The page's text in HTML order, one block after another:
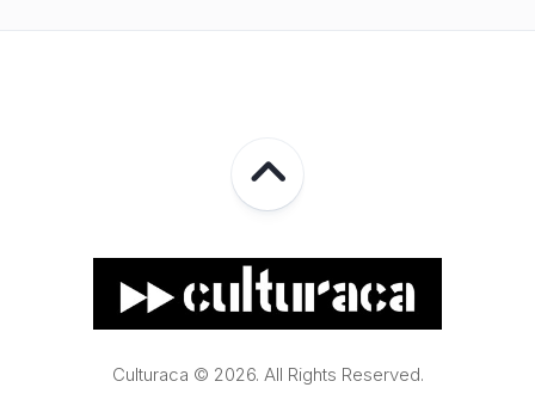
Culturaca © 2026. All Rights Reserved.